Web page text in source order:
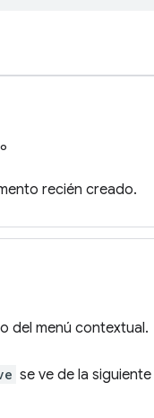
recién creado.
del menú contextual.
se ve de la